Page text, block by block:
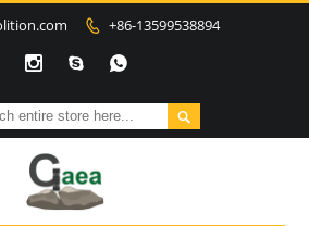
 +86-13599538894
  
